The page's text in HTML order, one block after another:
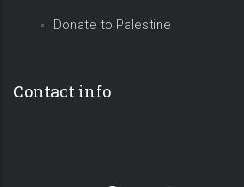
Donate to Palestine
Contact info